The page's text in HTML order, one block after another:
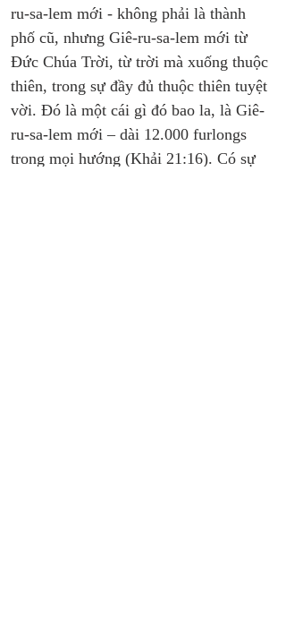
ru-sa-lem mới - không phải là thành
phố cũ, nhưng Giê-ru-sa-lem mới từ
Đức Chúa Trời, từ trời mà xuống thuộc
thiên, trong sự đầy đủ thuộc thiên tuyệt
vời. Đó là một cái gì đó bao la, là Giê-
ru-sa-lem mới – dài 12.000 furlongs
trong mọi hướng (Khải 21:16). Có sự